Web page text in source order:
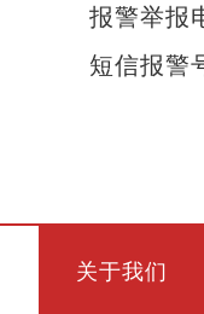
报警举报
短信报警
关于我们